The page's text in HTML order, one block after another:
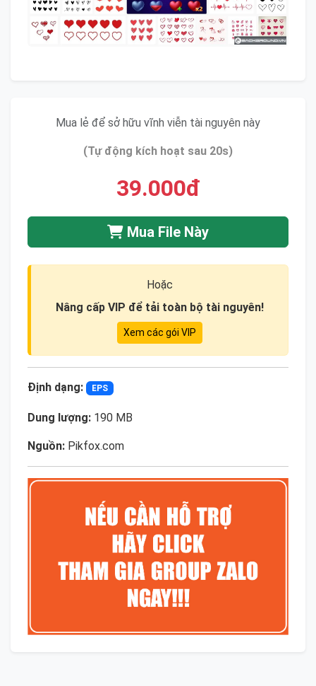
Mua lẻ để sở hữu vĩnh viễn tài nguyên này
(Tự động kích hoạt sau 20s)
39.000đ
Mua File Này
Hoặc
Nâng cấp VIP để tải toàn bộ tài nguyên!
Xem các gói VIP
Định dạng: EPS
Dung lượng: 190 MB
Nguồn: Pikfox.com